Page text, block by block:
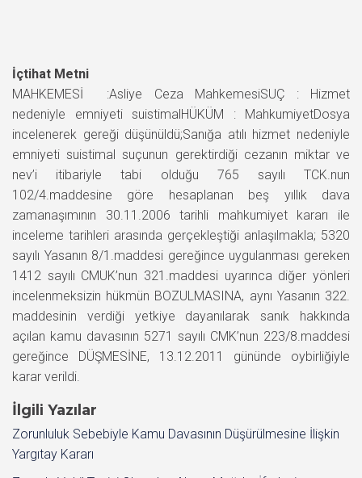
İçtihat Metni
MAHKEMESİ :Asliye Ceza MahkemesiSUÇ : Hizmet
nedeniyle emniyeti suistimalHÜKÜM : MahkumiyetDosya
incelenerek gereği düşünüldü;Sanığa atılı hizmet nedeniyle
emniyeti suistimal suçunun gerektirdiği cezanın miktar ve
nev’i itibariyle tabi olduğu 765 sayılı TCK.nun
102/4.maddesine göre hesaplanan beş yıllık dava
zamanaşımının 30.11.2006 tarihli mahkumiyet kararı ile
inceleme tarihleri arasında gerçekleştiği anlaşılmakla; 5320
sayılı Yasanın 8/1.maddesi gereğince uygulanması gereken
1412 sayılı CMUK’nun 321.maddesi uyarınca diğer yönleri
incelenmeksizin hükmün BOZULMASINA, aynı Yasanın 322.
maddesinin verdiği yetkiye dayanılarak sanık hakkında
açılan kamu davasının 5271 sayılı CMK’nun 223/8.maddesi
gereğince DÜŞMESİNE, 13.12.2011 gününde oybirliğiyle
karar verildi.
İlgili Yazılar
Zorunluluk Sebebiyle Kamu Davasının Düşürülmesine İlişkin
Yargıtay Kararı